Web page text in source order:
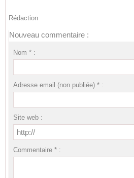
Rédaction
Nouveau commentaire :
Nom * :
Adresse email (non publiée) * :
Site web :
Commentaire * :